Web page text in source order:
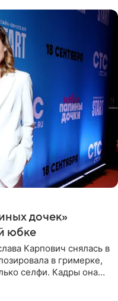
дочек»
юбке
Карпович снялась в
в гримерке,
селфи. Кадры она